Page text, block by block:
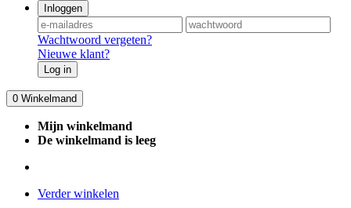
Inloggen
Wachtwoord vergeten?
Nieuwe klant?
Log in
0 Winkelmand
Mijn winkelmand
De winkelmand is leeg
Verder winkelen